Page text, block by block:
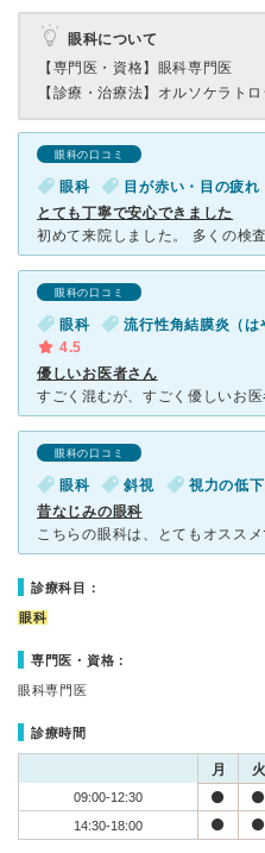
眼科について
【専門医・資格】 眼科専門医
【診療・治療法】 オルソケラト
眼科の口コミ
眼科 目が赤い・目の疲れ
とても丁寧で安心できました
眼科の口コミ
眼科 流行性角結膜炎（は
4.5
優しいお医者さん
眼科の口コミ
眼科 斜視 視力の低下
昔なじみの眼科
診療科目：
眼科
専門医・資格：
眼科専門医
診療時間
月 火
09:00-12:30
14:30-18:00